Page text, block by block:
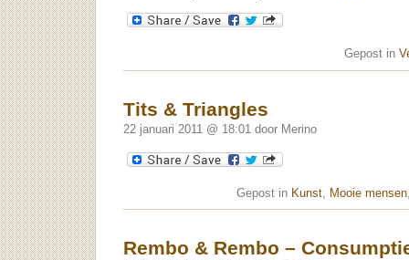
Gepost in
Tits & Triangles
22 januari 2011 @ 18:01 door Merino
Gepost in Kunst Mooie mensen
Rembo & Rembo –